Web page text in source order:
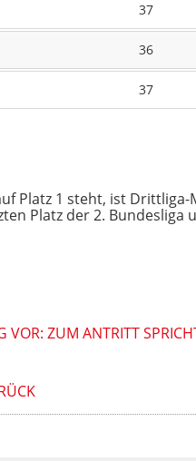
37
36
37
Platz 1 steht, ist
Platz der 2. Bundesliga
ZUM ANTRITT